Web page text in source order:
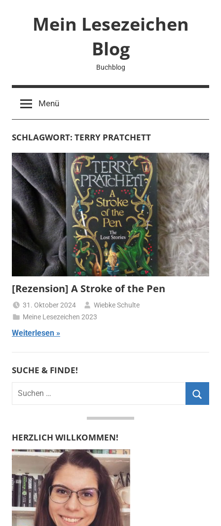
Mein Lesezeichen
Blog
Buchblog
Menü
SCHLAGWORT: TERRY PRATCHETT
[Rezension] A Stroke of the Pen
31. Oktober 2024
Wiebke Schulte
Meine Lesezeichen 2023
Weiterlesen
SUCHE & FINDE!
Suchen
HERZLICH WILLKOMMEN!